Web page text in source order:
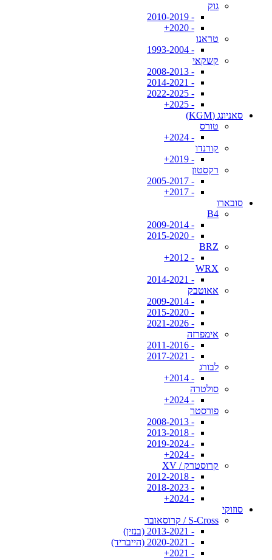
גוק
- 2010-2019
- 2020+
טראנו
- 1993-2004
קשקאי
- 2008-2013
- 2014-2021
- 2022-2025
- 2025+
סאניונג (KGM)
טורס
- 2024+
קורנדו
- 2019+
רקסטון
- 2005-2017
- 2017+
סובארו
B4
- 2009-2014
- 2015-2020
BRZ
- 2012+
WRX
- 2014-2021
אאוטבק
- 2009-2014
- 2015-2020
- 2021-2026
אימפרזה
- 2011-2016
- 2017-2021
לבורג
- 2014+
סולטרה
- 2024+
פורסטר
- 2008-2013
- 2013-2018
- 2019-2024
- 2024+
קרוסטרק / XV
- 2012-2018
- 2018-2023
- 2024+
סוזוקי
S-Cross / קרוסאובר
- 2013-2021 (בנזין)
- 2020-2021 (הייבריד)
- 2021+